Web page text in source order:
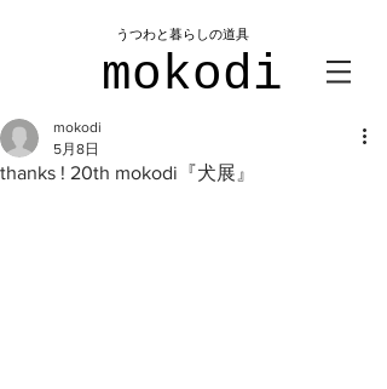
mokodi
​うつわと暮らしの道具
thanks ! 20th mokodi『犬展』
mokodi
5月8日